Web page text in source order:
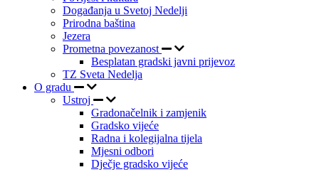
Događanja u Svetoj Nedelji
Prirodna baština
Jezera
Prometna povezanost
Besplatan gradski javni prijevoz
TZ Sveta Nedelja
O gradu
Ustroj
Gradonačelnik i zamjenik
Gradsko vijeće
Radna i kolegijalna tijela
Mjesni odbori
Dječje gradsko vijeće